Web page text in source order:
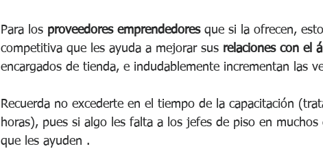
Para los proveedores emprendedores que si la ofrecen,
competitiva que les ayuda a mejorar sus relaciones con el
encargados de tienda, e indudablemente incrementan las
Recuerda no excederte en el tiempo de la capacitación
horas), pues si algo les falta a los jefes de piso en
que les ayuden .